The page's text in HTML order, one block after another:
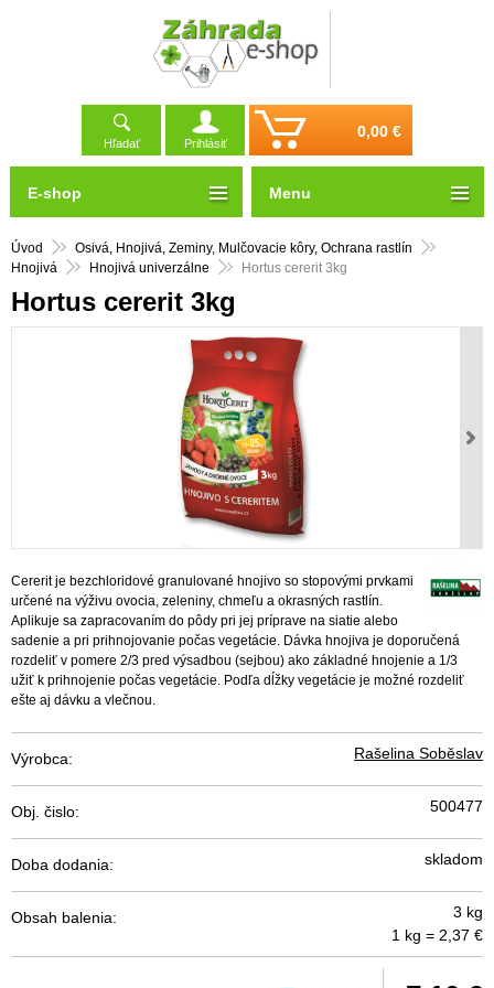
Hľadať Prihlásiť
0,00 €
Úvod
Osivá, Hnojivá, Zeminy, Mulčovacie kôry, Ochrana rastlín
Hnojivá
Hnojivá univerzálne Hortus cererit 3kg
Hortus cererit 3kg
Cererit je bezchloridové granulované hnojivo so stopovými prvkami
určené na výživu ovocia, zeleniny, chmeľu a okrasných rastlín.
Aplikuje sa zapracovaním do pôdy pri jej príprave na siatie alebo
sadenie a pri prihnojovanie počas vegetácie. Dávka hnojiva je doporučená
rozdeliť v pomere 2/3 pred výsadbou (sejbou) ako základné hnojenie a 1/3
užiť k prihnojenie počas vegetácie. Podľa dĺžky vegetácie je možné rozdeliť
ešte aj dávku a vlečnou.
Výrobca: Rašelina Soběslav
Obj. čislo: 500477
Doba dodania: skladom
Obsah balenia:
3 kg
1 kg = 2,37 €
E-shop Menu